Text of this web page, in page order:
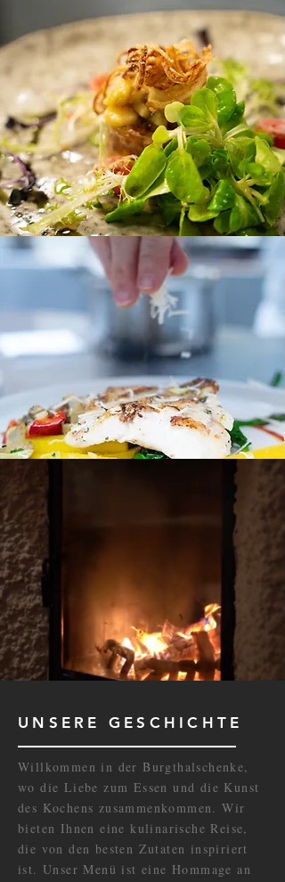
UNSERE GESCHICHTE
Willkommen in der Burgthalschenke,
wo die Liebe zum Essen und die Kunst
des Kochens zusammenkommen. Wir
bieten Ihnen eine kulinarische Reise,
die von den besten Zutaten inspiriert
ist. Unser Menü ist eine Hommage an